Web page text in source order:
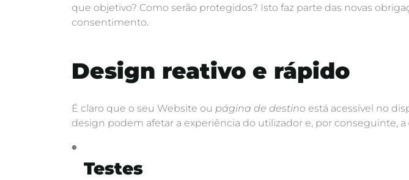
que objetivo? Como serão protegidos? Isto faz parte das novas
consentimento.
Design reativo e rápido
É claro que o seu Website ou página de destino está acessível no
design podem afetar a experiência do utilizador e, por conseguinte, a
Testes